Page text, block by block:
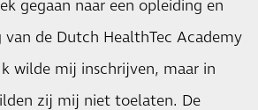
gegaan naar een opleiding en
van de Dutch HealthTec Academy
wilde mij inschrijven, maar in
zij mij niet toelaten. De